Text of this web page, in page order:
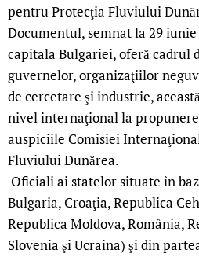
pentru Protecţia Fluviului
Documentul, semnat la 29 iunie
capitala Bulgariei, oferă cadrul
guvernelor, organizaţiilor
de cercetare şi industrie,
nivel internaţional la
auspiciile Comisiei
Fluviului Dunărea.
Oficiali ai statelor situate în
Bulgaria, Croaţia, Republica
Republica Moldova, România,
Slovenia şi Ucraina) şi din